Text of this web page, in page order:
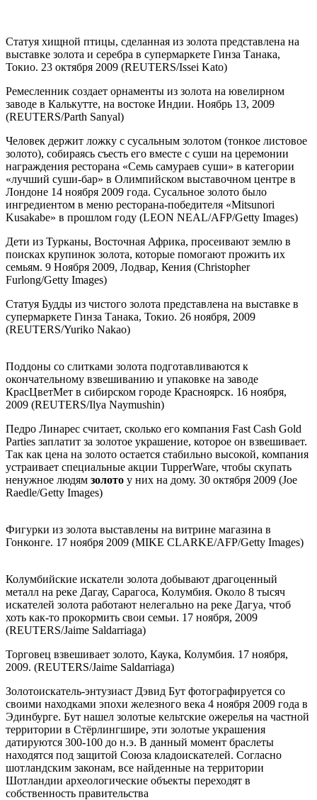
Статуя хищной птицы, сделанная из золота представлена на
выставке золота и серебра в супермаркете Гинза Танака,
Токио. 23 октября 2009 (REUTERS/Issei Kato)
Ремесленник создает орнаменты из золота на ювелирном
заводе в Калькутте, на востоке Индии. Ноябрь 13, 2009
(REUTERS/Parth Sanyal)
Человек держит ложку с сусальным золотом (тонкое листовое
золото), собираясь съесть его вместе с суши на церемонии
награждения ресторана «Семь самураев суши» в категории
«лучший суши-бар» в Олимпийском выставочном центре в
Лондоне 14 ноября 2009 года. Сусальное золото было
ингредиентом в меню ресторана-победителя «Mitsunori
Kusakabe» в прошлом году (LEON NEAL/AFP/Getty Images)
Дети из Турканы, Восточная Африка, просеивают землю в
поисках крупинок золота, которые помогают прожить их
семьям. 9 Ноября 2009, Лодвар, Кения (Christopher
Furlong/Getty Images)
Статуя Будды из чистого золота представлена на выставке в
супермаркете Гинза Танака, Токио. 26 ноября, 2009
(REUTERS/Yuriko Nakao)
Поддоны со слитками золота подготавливаются к
окончательному взвешиванию и упаковке на заводе
КрасЦветМет в сибирском городе Красноярск. 16 ноября,
2009 (REUTERS/Ilya Naymushin)
Педро Линарес считает, сколько его компания Fast Cash Gold
Parties заплатит за золотое украшение, которое он взвешивает.
Так как цена на золото остается стабильно высокой, компания
устраивает специальные акции TupperWare, чтобы скупать
ненужное людям золото у них на дому. 30 октября 2009 (Joe
Raedle/Getty Images)
Фигурки из золота выставлены на витрине магазина в
Гонконге. 17 ноября 2009 (MIKE CLARKE/AFP/Getty Images)
Колумбийские искатели золота добывают драгоценный
металл на реке Дагау, Сарагоса, Колумбия. Около 8 тысяч
искателей золота работают нелегально на реке Дагуа, чтоб
хоть как-то прокормить свои семьи. 17 ноября, 2009
(REUTERS/Jaime Saldarriaga)
Торговец взвешивает золото, Каука, Колумбия. 17 ноября,
2009. (REUTERS/Jaime Saldarriaga)
Золотоискатель-энтузиаст Дэвид Бут фотографируется со
своими находками эпохи железного века 4 ноября 2009 года в
Эдинбурге. Бут нашел золотые кельтские ожерелья на частной
территории в Стёрлингшире, эти золотые украшения
датируются 300-100 до н.э. В данный момент браслеты
находятся под защитой Союза кладоискателей. Согласно
шотландским законам, все найденные на территории
Шотландии археологические объекты переходят в
собственность правительства